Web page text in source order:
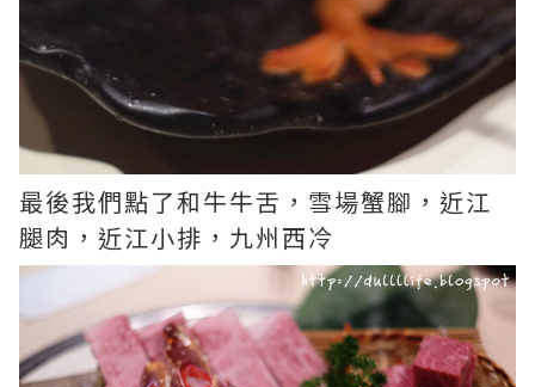
最後我們點了和牛牛舌，雪場蟹腳，近江
腿肉，近江小排，九州西冷